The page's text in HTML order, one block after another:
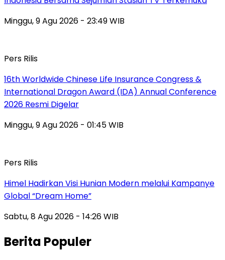
Minggu, 9 Agu 2026 - 23:49 WIB
Pers Rilis
16th Worldwide Chinese Life Insurance Congress &
International Dragon Award (IDA) Annual Conference
2026 Resmi Digelar
Minggu, 9 Agu 2026 - 01:45 WIB
Pers Rilis
Himel Hadirkan Visi Hunian Modern melalui Kampanye
Global “Dream Home”
Sabtu, 8 Agu 2026 - 14:26 WIB
Berita Populer